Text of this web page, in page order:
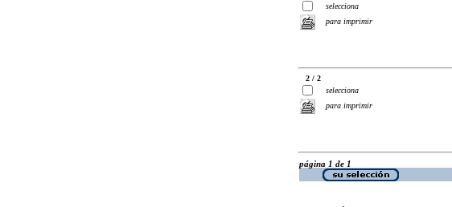
selecciona
para imprimir
2 / 2
selecciona
para imprimir
página 1 de 1